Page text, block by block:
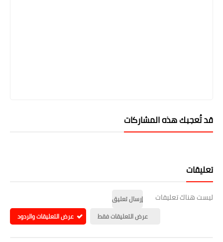
قد تُعجبك هذه المشاركات
تعليقات
ليست هناك تعليقات
إرسال تعليق
عرض التعليقات فقط
عرض التعليقات والردود